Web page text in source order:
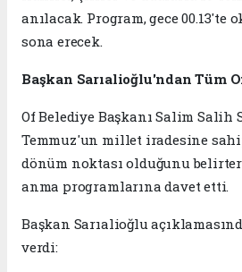
anılacak. Program, gece 00.13'te
sona erecek.
Başkan Sarıalioğlu'ndan Tüm
Of Belediye Başkanı Salim Salih
Temmuz'un millet iradesine
dönüm noktası olduğunu
anma programlarına davet etti.
Başkan Sarıalioğlu
verdi: